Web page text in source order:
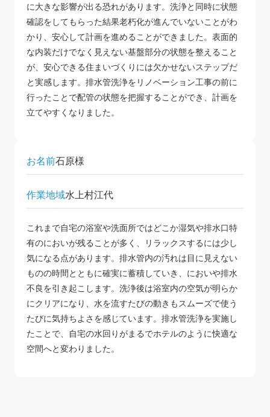
に大きな影響が出る恐れがあります。洗浄と同時に状態
確認をしてもらった結果老朽化が進んでいないことがわ
かり、安心して計画を進めることができました。表面的
な内装だけでなく見えない基盤部分の状態を整えること
が、安心できる住まいづくりには欠かせないステップだ
と実感します。排水管洗浄をリノベーション工事の前に
行ったことで配管の状態を把握することができ、計画を
立てやすくなりました。
お名前石原様
作業地域水上村江代
これまで自宅の浴室や洗面所ではどこか湿気や排水口特
有のにおいが残ることが多く、リラックスするには少し
気になる点があります。排水管内の汚れは目に見えない
ものの時間とともに確実に蓄積していき、においや排水
不良を引き起こします。洗浄後は浴室内の空気が明らか
にクリアになり、水を流すたびの動きもスムーズで使う
たびに気持ちよさを感じています。排水管洗浄を実施し
たことで、自宅の水回りがまるでホテルのように快適な
空間へと変わりました。